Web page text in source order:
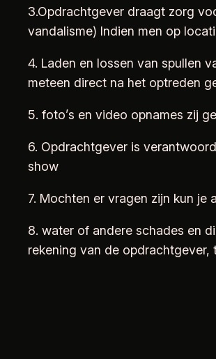
3.Opdrachtgever draagt zorg
vandalisme) Indien men op
4. Laden en lossen van spullen
meteen direct na het optreden
5. foto’s en video opnames zij
6. Opdrachtgever is
show
7. Mochten er vragen zijn kun
8. water of andere schades en
rekening van de opdrachtgever,